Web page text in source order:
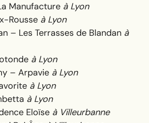
Manufacture à Lyon
Rousse à Lyon
– Les Terrasses de Blandan à
à Lyon
– Arpavie à Lyon
à Lyon
à Lyon
Eloïse à Villeurbanne